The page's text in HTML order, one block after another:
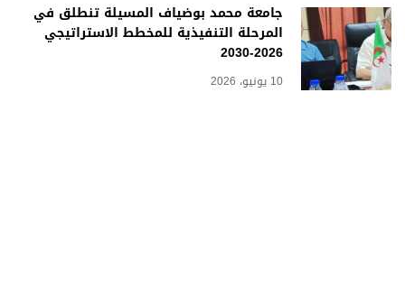
جامعة محمد بوضياف المسيلة تنطلق في
المرحلة التنفيذية للمخطط الاستراتيجي
2026-2030
10 يونيو، 2026